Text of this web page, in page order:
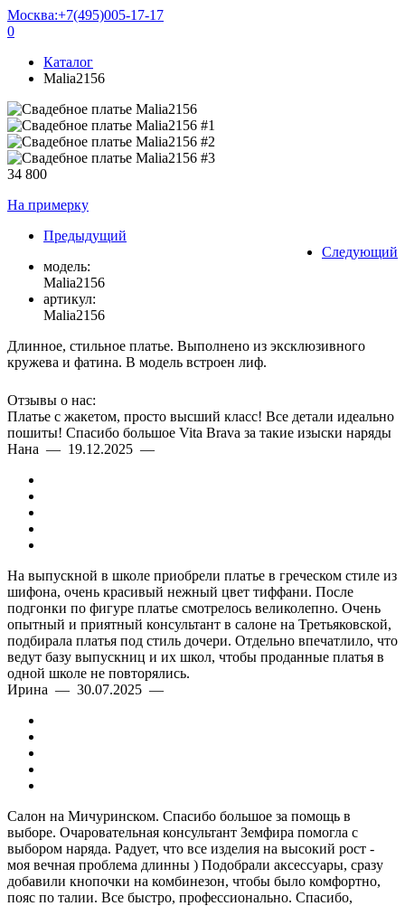
Москва:+7(495)005-17-17
0
Каталог
Malia2156
34 800
На примерку
Предыдущий
Следующий
модель:
Malia2156
артикул:
Malia2156
Длинное, стильное платье. Выполнено из эксклюзивного
кружева и фатина. В модель встроен лиф.
Отзывы о нас:
Платье с жакетом, просто высший класс! Все детали идеально
пошиты! Спасибо большое Vita Brava за такие изыски наряды
Нана — 19.12.2025 —
На выпускной в школе приобрели платье в греческом стиле из
шифона, очень красивый нежный цвет тиффани. После
подгонки по фигуре платье смотрелось великолепно. Очень
опытный и приятный консультант в салоне на Третьяковской,
подбирала платья под стиль дочери. Отдельно впечатлило, что
ведут базу выпускниц и их школ, чтобы проданные платья в
одной школе не повторялись.
Ирина — 30.07.2025 —
Салон на Мичуринском. Спасибо большое за помощь в
выборе. Очаровательная консультант Земфира помогла с
выбором наряда. Радует, что все изделия на высокий рост -
моя вечная проблема длинны ) Подобрали аксессуары, сразу
добавили кнопочки на комбинезон, чтобы было комфортно,
пояс по талии. Все быстро, профессионально. Спасибо,